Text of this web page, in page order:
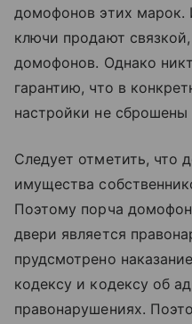
домофонов этих марок.
ключи продают
домофонов. Однако
гарантию, что в
настройки не
Следует отметить, что
имущества
Поэтому порча
двери является
прудсмотрено
кодексу и кодексу об
правонарушениях.